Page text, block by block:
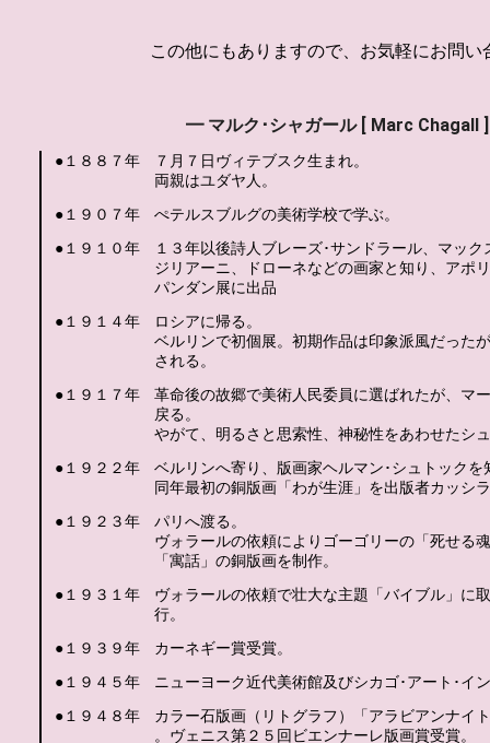
この他にもありますので、お気軽にお問い
━ マルク･シャガール [ Marc Chagall
●１８８７年
７月７日ヴィテブスク生まれ。
両親はユダヤ人。
●１９０７年
ぺテルスブルグの美術学校で学ぶ。
●１９１０年
１３年以後詩人ブレーズ･サンドラール、マッ
ジリアーニ、ドローネなどの画家と知り、アポ
パンダン展に出品
●１９１４年
ロシアに帰る。
ベルリンで初個展。初期作品は印象派風だった
される。
●１９１７年
革命後の故郷で美術人民委員に選ばれたが、マ
戻る。
やがて、明るさと思索性、神秘性をあわせたシ
●１９２２年
ベルリンへ寄り、版画家ヘルマン･シュトック
同年最初の銅版画「わが生涯」を出版者カッシ
●１９２３年
パリへ渡る。
ヴォラールの依頼によりゴーゴリーの「死せる
「寓話」の銅版画を制作。
●１９３１年
ヴォラールの依頼で壮大な主題「バイブル」に
行。
●１９３９年
カーネギー賞受賞。
●１９４５年
ニューヨーク近代美術館及びシカゴ･アート･イ
●１９４８年
カラー石版画（リトグラフ）「アラビアンナイ
。ヴェニス第２５回ビエンナーレ版画賞受賞。